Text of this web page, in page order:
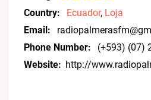
Country:
Ecuador, Loja
Email:
Phone Number:
(+593) (07)
Website: http://